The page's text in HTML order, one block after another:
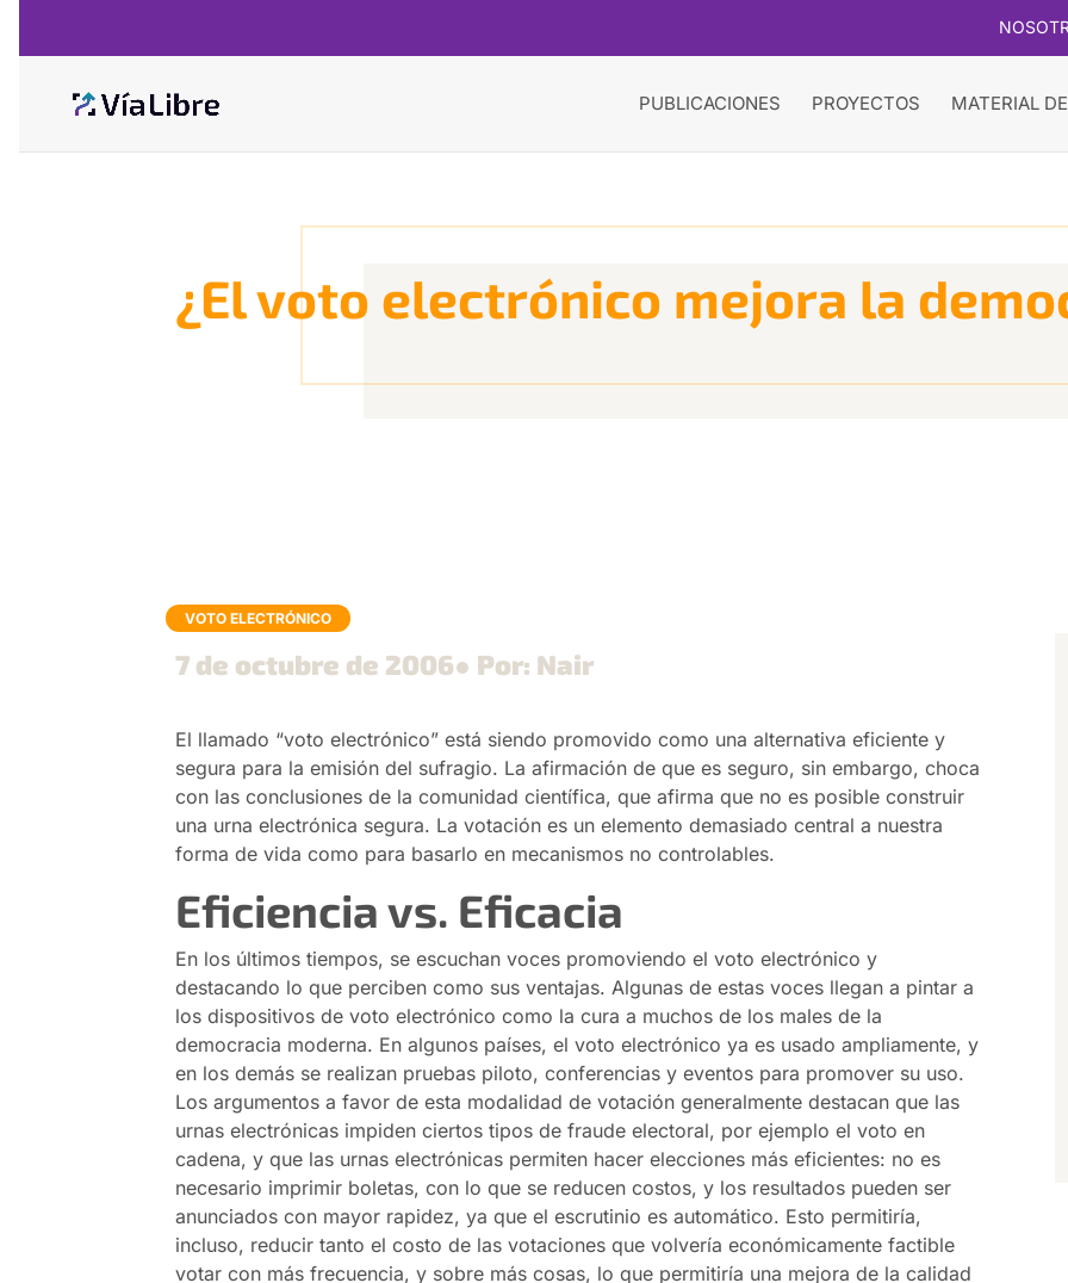
PUBLICACIONES PROYECTOS MATERIAL
¿El voto electrónico mejora la
VOTO ELECTRÓNICO
7 de octubre de 2006● Por: Nair
El llamado “voto electrónico” está siendo promovido como una alternativa eficiente y
segura para la emisión del sufragio. La afirmación de que es seguro, sin embargo, choca
con las conclusiones de la comunidad científica, que afirma que no es posible construir
una urna electrónica segura. La votación es un elemento demasiado central a nuestra
forma de vida como para basarlo en mecanismos no controlables.
Eficiencia vs. Eficacia
En los últimos tiempos, se escuchan voces promoviendo el voto electrónico y
destacando lo que perciben como sus ventajas. Algunas de estas voces llegan a pintar a
los dispositivos de voto electrónico como la cura a muchos de los males de la
democracia moderna. En algunos países, el voto electrónico ya es usado ampliamente, y
en los demás se realizan pruebas piloto, conferencias y eventos para promover su uso.
Los argumentos a favor de esta modalidad de votación generalmente destacan que las
urnas electrónicas impiden ciertos tipos de fraude electoral, por ejemplo el voto en
cadena, y que las urnas electrónicas permiten hacer elecciones más eficientes: no es
necesario imprimir boletas, con lo que se reducen costos, y los resultados pueden ser
anunciados con mayor rapidez, ya que el escrutinio es automático. Esto permitiría,
incluso, reducir tanto el costo de las votaciones que volvería económicamente factible
votar con más frecuencia, y sobre más cosas, lo que permitiría una mejora de la calidad